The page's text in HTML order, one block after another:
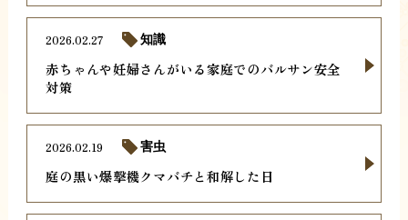
赤ちゃんや妊婦さんがいる家庭でのバルサン安全
対策
2026.02.27 知識
庭の黒い爆撃機クマバチと和解した日
2026.02.19 害虫